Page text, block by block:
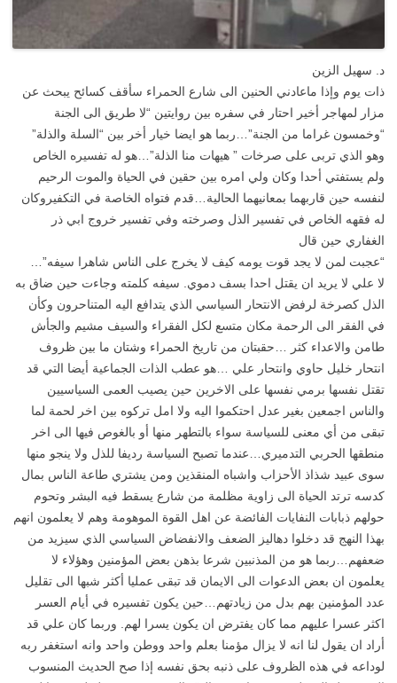
د. سهيل الزين
ذات يوم وإذا ماعادني الحنين الى شارع الحمراء سأقف كسائح يبحث عن
مزار لمهاجر أخير احتار في سفره بين روايتين “لا طريق الى الجنة
“وخمسون غراما من الجنة”…ربما هو ايضا خيار أخر بين “السلة والذلة”
وهو الذي تربى على صرخات ” هيهات منا الذلة”…هو له تفسيره الخاص
ولم يستفتي أحدا وكان ولي امره بين حقين في الحياة والموت الرحيم
لنفسه حين قاربهما بمعانيهما الحالية…قدم فتواه الخاصة في التكفيروكان
له فقهه الخاص في تفسير الذل وصرخته وفي تفسير خروج ابي ذر
الغفاري حين قال
“عجبت لمن لا يجد قوت يومه كيف لا يخرج على الناس شاهرا سيفه”…
لا علي لا يريد ان يقتل احدا بسف دموي. سيفه كلمته وجاءت حين ضاق به
الذل كصرخة لرفض الانتحار السياسي الذي يتدافع اليه المتناحرون وكأن
في الفقر الى الرحمة مكان متسع لكل الفقراء والسيف مشيم والجأش
طامن والاعداء كثر …حقبتان من تاريخ الحمراء وشتان ما بين ظروف
انتحار خليل حاوي وانتحار علي …هو عطب الذات الجماعية أيضا التي قد
تقتل نفسها برمي نفسها على الاخرين حين يصيب العمى السياسيين
والناس اجمعين بغير عدل احتكموا اليه ولا امل تركوه بين اخر لحمة لما
تبقى من أي معنى للسياسة سواء بالتطهر منها أو بالغوص فيها الى اخر
منطقها الحربي التدميري…عندما تصبح السياسة رديفا للذل ولا ينجو منها
سوى عبيد شذاذ الأحزاب واشباه المنقذين ومن يشتري طاعة الناس بمال
كدسه ترتد الحياة الى زاوية مظلمة من شارع يسقط فيه البشر وتحوم
حولهم ذبابات النفايات الفائضة عن اهل القوة الموهومة وهم لا يعلمون انهم
بهذا النهج قد دخلوا دهاليز الضعف والانفضاض السياسي الذي سيزيد من
ضعفهم…ربما هو من المذنبين شرعا بذهن بعض المؤمنين وهؤلاء لا
يعلمون ان بعض الدعوات الى الايمان قد تبقى عمليا أكثر شبها الى تقليل
عدد المؤمنين بهم بدل من زيادتهم…حين يكون تفسيره في أيام العسر
اكثر عسرا عليهم مما كان يفترض ان يكون يسرا لهم. وربما كان علي قد
أراد ان يقول لنا انه لا يزال مؤمنا بعلم واحد ووطن واحد وانه استغفر ربه
لوداعه في هذه الظروف على ذنبه بحق نفسه إذا صح الحديث المنسوب